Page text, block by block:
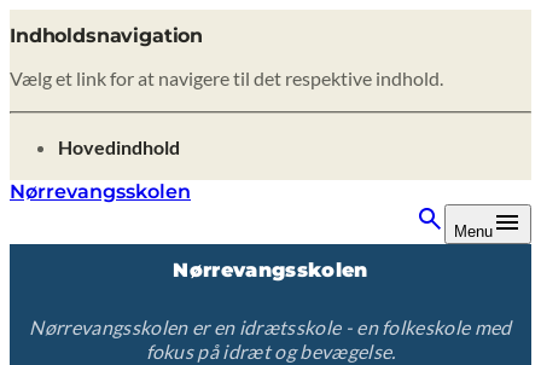
Indholdsnavigation
Vælg et link for at navigere til det respektive indhold.
gå til
Hovedindhold
Nørrevangsskolen
Menu
Nørrevangsskolen
Nørrevangsskolen er en idrætsskole - en folkeskole med
fokus på idræt og bevægelse.